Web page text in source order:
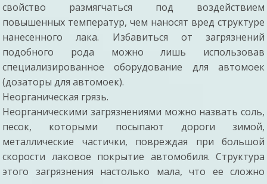
свойство размягчаться под воздействием
повышенных температур, чем наносят вред структуре
нанесенного лака. Избавиться от загрязнений
подобного рода можно лишь использовав
специализированное оборудование для автомоек
(дозаторы для автомоек).
Неорганическая грязь.
Неорганическими загрязнениями можно назвать соль,
песок, которыми посыпают дороги зимой,
металлические частички, повреждая при большой
скорости лаковое покрытие автомобиля. Структура
этого загрязнения настолько мала, что ее сложно